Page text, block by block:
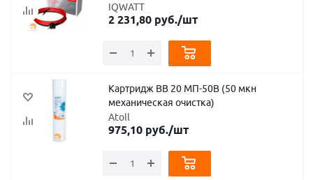
IQWATT
2 231,80руб./шт
Картридж BB 20 МП-50B (50 мкн
механическая очистка)
Atoll
975,10руб./шт